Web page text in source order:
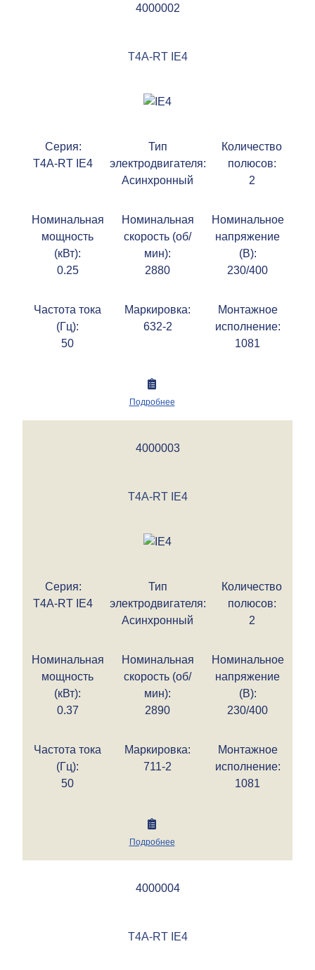
4000002
T4A-RT IE4
Серия:
T4A-RT IE4
Тип
электродвигателя:
Асинхронный
Количество
полюсов:
2
Номинальная
мощность
(кВт):
0.25
Номинальная
скорость (об/
мин):
2880
Номинальное
напряжение
(В):
230/400
Частота тока
(Гц):
50
Маркировка:
632-2
Монтажное
исполнение:
1081
Подробнее
4000003
T4A-RT IE4
Серия:
T4A-RT IE4
Тип
электродвигателя:
Асинхронный
Количество
полюсов:
2
Номинальная
мощность
(кВт):
0.37
Номинальная
скорость (об/
мин):
2890
Номинальное
напряжение
(В):
230/400
Частота тока
(Гц):
50
Маркировка:
711-2
Монтажное
исполнение:
1081
Подробнее
4000004
T4A-RT IE4